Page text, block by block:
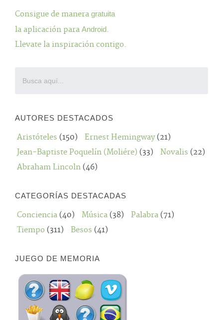
Consigue de manera gratuita
la aplicación para Android.
Llevate la inspiración contigo.
AUTORES DESTACADOS
Aristóteles (150) Ernest Hemingway(21)
Jean-Baptiste Poquelín (Moliére) (33) Novalis (22)
Abraham Lincoln (46)
CATEGORÍAS DESTACADAS
Conciencia (40) Música (38) Palabra (71)
Tiempo (311) Besos (41)
JUEGO DE MEMORIA